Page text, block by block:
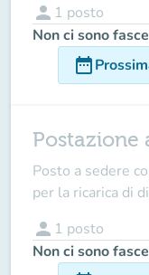
person 1 posto
Non ci sono
date_range
Postazione
Posto a sedere
per la ricarica di
person 1 posto
Non ci sono